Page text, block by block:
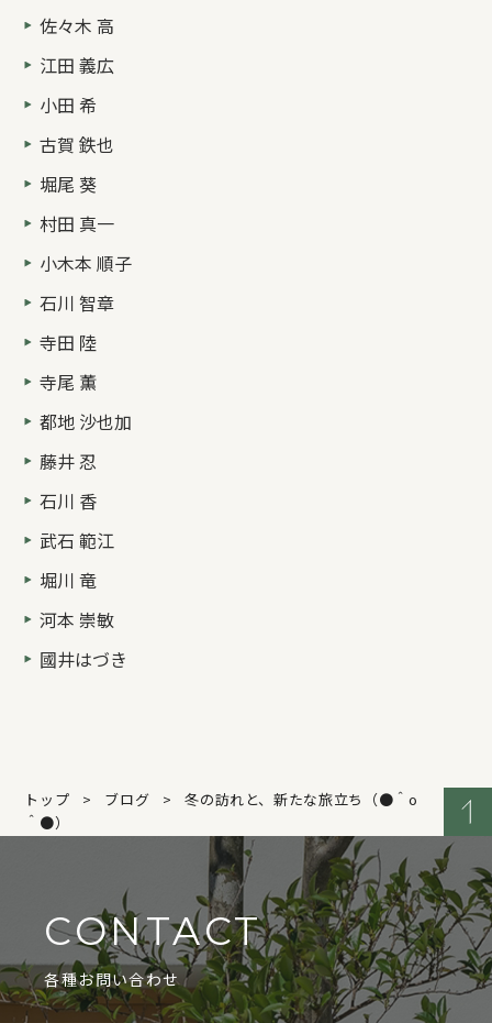
佐々木 高
江田 義広
小田 希
古賀 鉄也
堀尾 葵
村田 真一
小木本 順子
石川 智章
寺田 陸
寺尾 薫
都地 沙也加
藤井 忍
石川 香
武石 範江
堀川 竜
河本 崇敏
國井はづき
トップ ブログ
冬の訪れと、新たな旅立ち（●＾o
＾●）
CONTACT
各種お問い合わせ